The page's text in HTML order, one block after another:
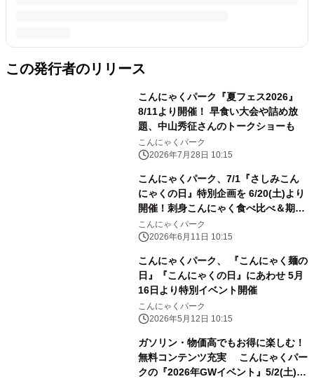
この発行者のリリース
こんにゃくパーク『夏フェス2026』
8/11より開催！ 早食い大会や詰め放
題、中山秀征さんのトークショーも
こんにゃくパーク
2026年7月28日 10:15
こんにゃくパーク、7/1『さしみこん
にゃくの日』特別企画を 6/20(土)より
開催！刺身こんにゃく食べ比べ＆期間
限定セット販売
こんにゃくパーク
2026年6月11日 10:15
こんにゃくパーク、 『こんにゃく麺の
日』『こんにゃくの日』にあわせ 5月
16日より特別イベント開催
こんにゃくパーク
2026年5月12日 10:15
ガソリン・物価高でもお得に楽しむ！
無料コンテンツ充実 こんにゃくパー
クの『2026年GWイベント』5/2(土)よ